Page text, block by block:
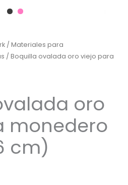
/ Materiales para
/ Boquilla ovalada oro viejo para
oro
monedero
cm)